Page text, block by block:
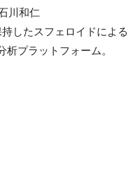
川和仁
したスフェロイドによる
プラットフォーム。